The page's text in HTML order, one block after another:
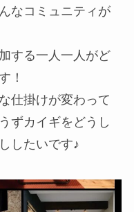
なコミュニティが
する一人一人がど
！
仕掛けが変わって
ずカイギをどうし
したいです♪